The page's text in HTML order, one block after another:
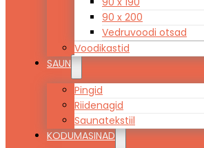
90 x 200
Vedruvoodi otsad
Voodikastid
SAUN
Pingid
Riidenagid
Saunatekstiil
KODUMASINAD